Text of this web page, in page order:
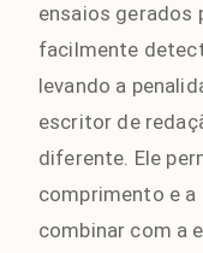
ensaios gerados
facilmente
levando a
escritor de
diferente. Ele
comprimento e a
combinar com a